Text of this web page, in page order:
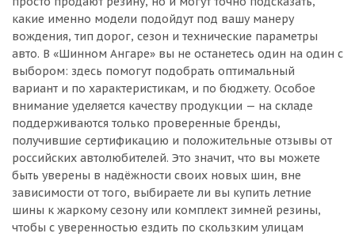
какие именно модели подойдут под вашу манеру
вождения, тип дорог, сезон и технические параметры
авто. В «Шинном Ангаре» вы не останетесь один на один с
выбором: здесь помогут подобрать оптимальный
вариант и по характеристикам, и по бюджету. Особое
внимание уделяется качеству продукции — на складе
поддерживаются только проверенные бренды,
получившие сертификацию и положительные отзывы от
российских автолюбителей. Это значит, что вы можете
быть уверены в надёжности своих новых шин, вне
зависимости от того, выбираете ли вы купить летние
шины к жаркому сезону или комплект зимней резины,
чтобы с уверенностью ездить по скользким улицам